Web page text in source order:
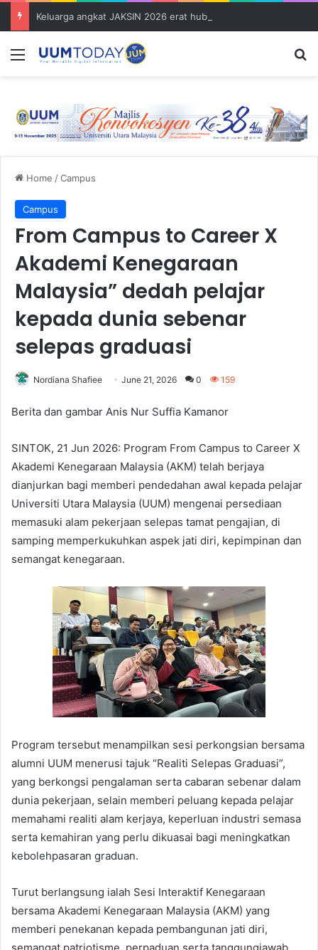
Menu
Home /Campus
Campus
From Campus to Career X
Akademi Kenegaraan
Malaysia” dedah pelajar
kepada dunia sebenar
selepas graduasi
Nordiana Shafiee June 21, 2026 0 159
Berita dan gambar Anis Nur Suffia Kamanor
SINTOK, 21 Jun 2026: Program From Campus to Career X
Akademi Kenegaraan Malaysia (AKM) telah berjaya
dianjurkan bagi memberi pendedahan awal kepada pelajar
Universiti Utara Malaysia (UUM) mengenai persediaan
memasuki alam pekerjaan selepas tamat pengajian, di
samping memperkukuhkan aspek jati diri, kepimpinan dan
semangat kenegaraan.
Program tersebut menampilkan sesi perkongsian bersama
alumni UUM menerusi tajuk “Realiti Selepas Graduasi”,
yang berkongsi pengalaman serta cabaran sebenar dalam
dunia pekerjaan, selain memberi peluang kepada pelajar
memahami realiti alam kerjaya, keperluan industri semasa
serta kemahiran yang perlu dikuasai bagi meningkatkan
kebolehpasaran graduan.
Turut berlangsung ialah Sesi Interaktif Kenegaraan
bersama Akademi Kenegaraan Malaysia (AKM) yang
memberi penekanan kepada pembangunan jati diri,